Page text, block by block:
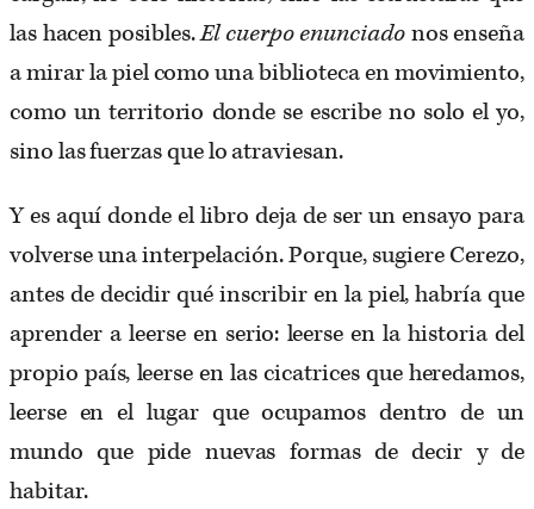
las hacen posibles.El cuerpo enunciadonos enseña
a mirar la piel como una biblioteca en movimiento,
como un territorio donde se escribe no solo el yo,
sino las fuerzas que lo atraviesan.
Y es aquí donde el libro deja de ser un ensayo para
volverse una interpelación. Porque, sugiere Cerezo,
antes de decidir qué inscribir en la piel, habría que
aprender a leerse en serio: leerse en la historia del
propio país, leerse en las cicatrices que heredamos,
leerse en el lugar que ocupamos dentro de un
mundo que pide nuevas formas de decir y de
habitar.